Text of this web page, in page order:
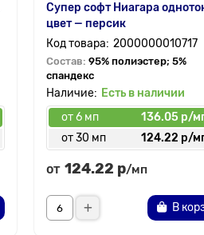
Супер софт Ниагара
цвет — персик
2000000010717
Состав: 95% полиэстер; 5%
спандекс
Есть в наличии
от 6 мп
136.05 р/
от 30 мп
124.22 р/
от 124.22 р/мп
В